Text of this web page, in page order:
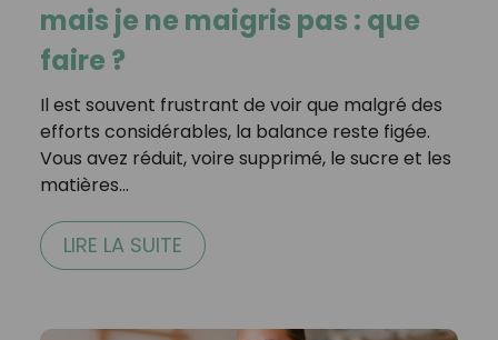
mais je ne maigris pas : que
faire ?
Il est souvent frustrant de voir que malgré des
efforts considérables, la balance reste figée.
Vous avez réduit, voire supprimé, le sucre et les
matières…
LIRE LA SUITE